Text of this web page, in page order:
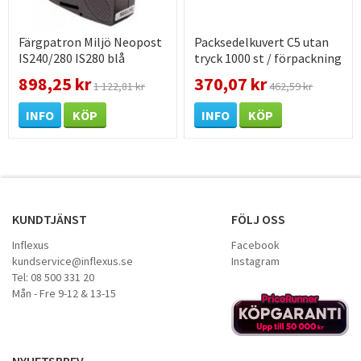
Färgpatron Miljö Neopost
IS240/280 IS280 blå
898,25 kr1 122,81 kr
INFO KÖP
Packsedelkuvert C5 utan
tryck 1000 st / förpackning
370,07 kr462,59 kr
INFO KÖP
KUNDTJÄNST
Inflexus
kundservice@inflexus.se
Tel: 08 500 331 20
Mån - Fre 9-12 & 13-15
FÖLJ OSS
Facebook
Instagram